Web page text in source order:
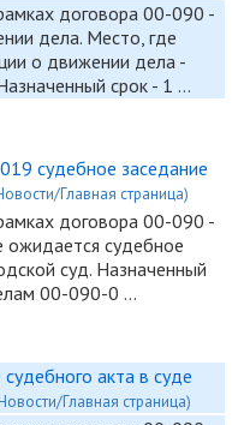
договора 00-090 -
дела. Место, где
о движении дела -
срок - 1 …
судебное заседание
Главная страница)
договора 00-090 -
ожидается судебное
суд. Назначенный
00-090-0 …
акта в суде
Главная страница)